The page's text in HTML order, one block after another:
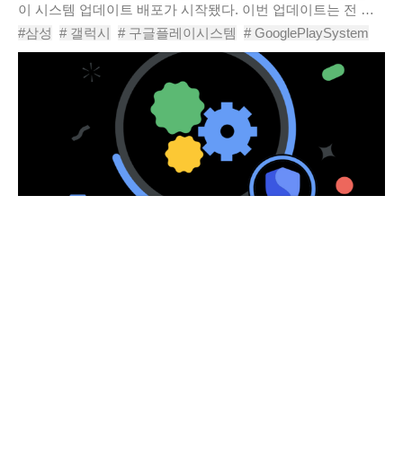
이 시스템 업데이트 배포가 시작됐다. 이번 업데이트는 전 세
계 갤럭시 스마트폰과 태블릿에서 순차적으로 제공되고 있으
며, 기기에 따라 약 167KB의 소규모 업데..
#삼성 # 갤럭시 # 구글플레이시스템 # GooglePlaySystem
# 구글플레이업데이트 # 갤럭시업데이트 # 안드로이드
# 보안업데이트 # 삼성스마트폰